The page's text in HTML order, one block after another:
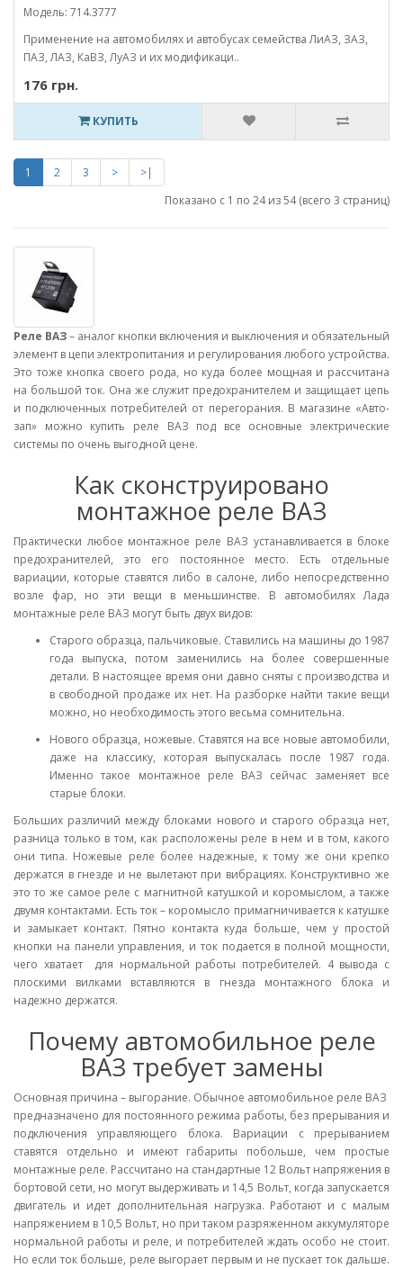
Модель: 714.3777
Применение на автомобилях и автобусах семейства ЛиАЗ, ЗАЗ,
ПАЗ, ЛАЗ, КаВЗ, ЛуАЗ и их модификаци..
176 грн.
КУПИТЬ
1 2 3 >
>|
Показано с 1 по 24 из 54 (всего 3 страниц)
Реле ВАЗ– аналог кнопки включения и выключения и обязательный
элемент в цепи электропитания и регулирования любого устройства.
Это тоже кнопка своего рода, но куда более мощная и рассчитана
на большой ток. Она же служит предохранителем и защищает цепь
и подключенных потребителей от перегорания. В магазине «Авто-
зап» можно купить реле ВАЗ под все основные электрические
системы по очень выгодной цене.
Как сконструировано
монтажное реле ВАЗ
Практически любое монтажное реле ВАЗ устанавливается в блоке
предохранителей, это его постоянное место. Есть отдельные
вариации, которые ставятся либо в салоне, либо непосредственно
возле фар, но эти вещи в меньшинстве. В автомобилях Лада
монтажные реле ВАЗ могут быть двух видов:
Старого образца, пальчиковые. Ставились на машины до 1987
года выпуска, потом заменились на более совершенные
детали. В настоящее время они давно сняты с производства и
в свободной продаже их нет. На разборке найти такие вещи
можно, но необходимость этого весьма сомнительна.
Нового образца, ножевые. Ставятся на все новые автомобили,
даже на классику, которая выпускалась после 1987 года.
Именно такое монтажное реле ВАЗ сейчас заменяет все
старые блоки.
Больших различий между блоками нового и старого образца нет,
разница только в том, как расположены реле в нем и в том, какого
они типа. Ножевые реле более надежные, к тому же они крепко
держатся в гнезде и не вылетают при вибрациях. Конструктивно же
это то же самое реле с магнитной катушкой и коромыслом, а также
двумя контактами. Есть ток – коромысло примагничивается к катушке
и замыкает контакт. Пятно контакта куда больше, чем у простой
кнопки на панели управления, и ток подается в полной мощности,
чего хватает для нормальной работы потребителей. 4 вывода с
плоскими вилками вставляются в гнезда монтажного блока и
надежно держатся.
Почему автомобильное реле
ВАЗ требует замены
Основная причина – выгорание. Обычное автомобильное реле ВАЗ
предназначено для постоянного режима работы, без прерывания и
подключения управляющего блока. Вариации с прерыванием
ставятся отдельно и имеют габариты побольше, чем простые
монтажные реле. Рассчитано на стандартные 12 Вольт напряжения в
бортовой сети, но могут выдерживать и 14,5 Вольт, когда запускается
двигатель и идет дополнительная нагрузка. Работают и с малым
напряжением в 10,5 Вольт, но при таком разряженном аккумуляторе
нормальной работы и реле, и потребителей ждать особо не стоит.
Но если ток больше, реле выгорает первым и не пускает ток дальше.